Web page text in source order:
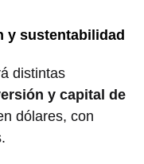
y sustentabilidad
distintas
y capital de
dólares, con